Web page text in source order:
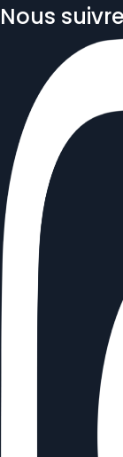
Nous suivre